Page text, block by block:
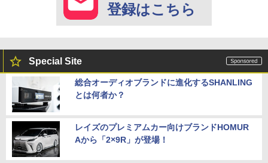
登録はこちら
Special Site
総合オーディオブランドに進化するSHANLING
とは何者か？
レイズのプレミアムカー向けブランドHOMUR
Aから「2×9R」が登場！